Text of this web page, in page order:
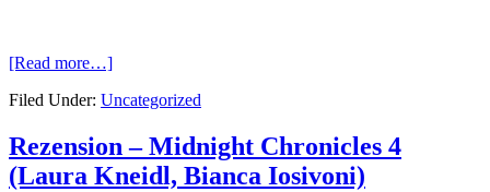
[Read more…]
Filed Under: Uncategorized
Rezension – Midnight Chronicles 4
(Laura Kneidl, Bianca Iosivoni)